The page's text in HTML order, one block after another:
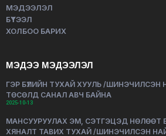
МЭДЭЭЛЭЛ
БҮТЭЭЛ
ХОЛБОО БАРИХ
МЭДЭЭ МЭДЭЭЛЭЛ
ГЭР БҮЛИЙН ТУХАЙ ХУУЛЬ /ШИНЭЧИЛСЭН
ТӨСӨЛД САНАЛ АВЧ БАЙНА
2025-10-13
МАНСУУРУУЛАХ ЭМ, СЭТГЭЦЭД НӨЛӨӨТ
ХЯНАЛТ ТАВИХ ТУХАЙ /ШИНЭЧИЛСЭН